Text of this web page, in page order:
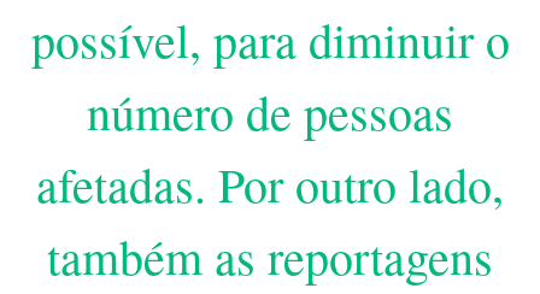
possível, para diminuir o
número de pessoas
afetadas. Por outro lado,
também as reportagens